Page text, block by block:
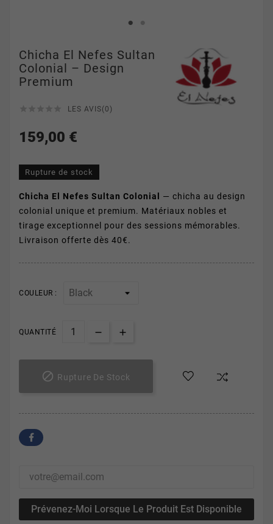
Chicha El Nefes Sultan
Colonial – Design
Premium
LES AVIS(0)
159,00 €
Rupture de stock
Chicha El Nefes Sultan Colonial — chicha au design
colonial unique et premium. Matériaux nobles et
tirage exceptionnel pour des sessions mémorables.
Livraison offerte dès 40€.
COULEUR :
QUANTITÉ
 Rupture De Stock
Prévenez-Moi Lorsque Le Produit Est Disponible